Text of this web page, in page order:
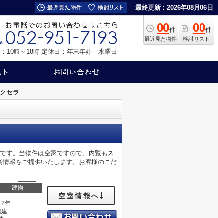
最終更新：2026年08月06日
00件
最近見た物件
00件
検討リスト
10時～18時 定休日：年末年始 水曜日
セラ
す。当物件は空家ですので、内覧もス
報をご提供いたします。お客様のこだ
建物
年
建
空室情報へ